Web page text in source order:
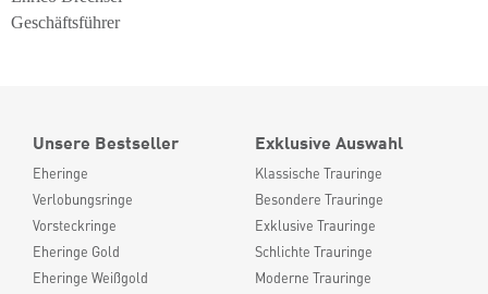
Geschäftsführer
Unsere Bestseller
Eheringe
Verlobungsringe
Vorsteckringe
Eheringe Gold
Eheringe Weißgold
Exklusive Auswahl
Klassische Trauringe
Besondere Trauringe
Exklusive Trauringe
Schlichte Trauringe
Moderne Trauringe